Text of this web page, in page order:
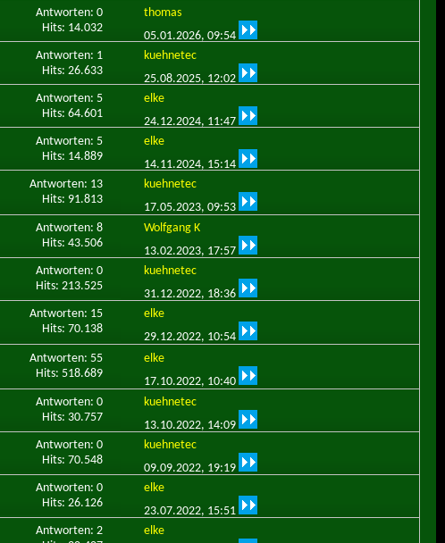
Antworten: 0
Hits: 14.032
thomas
05.01.2026, 09:54
Antworten: 1
Hits: 26.633
kuehnetec
25.08.2025, 12:02
Antworten: 5
Hits: 64.601
elke
24.12.2024, 11:47
Antworten: 5
Hits: 14.889
elke
14.11.2024, 15:14
Antworten: 13
Hits: 91.813
kuehnetec
17.05.2023, 09:53
Antworten: 8
Hits: 43.506
Wolfgang K
13.02.2023, 17:57
Antworten: 0
Hits: 213.525
kuehnetec
31.12.2022, 18:36
Antworten: 15
Hits: 70.138
elke
29.12.2022, 10:54
Antworten: 55
Hits: 518.689
elke
17.10.2022, 10:40
Antworten: 0
Hits: 30.757
kuehnetec
13.10.2022, 14:09
Antworten: 0
Hits: 70.548
kuehnetec
09.09.2022, 19:19
Antworten: 0
Hits: 26.126
elke
23.07.2022, 15:51
Antworten: 2
elke